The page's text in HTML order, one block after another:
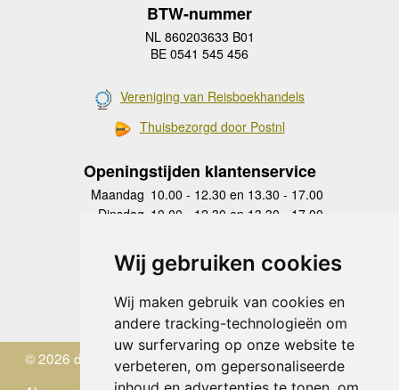
Wij gebruiken cookies
Wij maken gebruik van cookies en
andere tracking-technologieën om
uw surfervaring op onze website te
verbeteren, om gepersonaliseerde
BTW-nummer
NL 860203633 B01
BE 0541 545 456
Vereniging van Reisboekhandels
Thuisbezorgd door Postnl
Openingstijden klantenservice
Maandag 10.00 - 12.30 en 13.30 - 17.00
Dinsdag 10.00 - 12.30 en 13.30 - 17.00
Donderdag
10.00 - 12.30 en 13.30 - 17.00
Vrijdag 10.00 - 12.30 en 13.30 - 17.00
Zaterdag
gesloten
Zondag gesloten
© 2026 de Zwerver